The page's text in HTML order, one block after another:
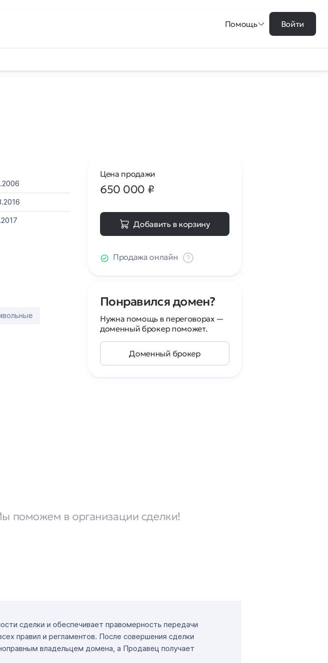
Помощь Войти
Цена продажи
650 000 ₽
Добавить в корзину
Продажа онлайн
Понравился домен?
Нужна помощь в переговорах —
доменный брокер поможет.
Доменный брокер
поможем в организации сделки!
сделки и обеспечивает правомерность передачи
правил и регламентов. После совершения сделки
владельцем домена, а Продавец получает